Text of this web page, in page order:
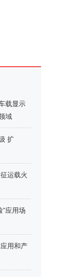
载显示
域
扩
运载火
”应用场
用和产